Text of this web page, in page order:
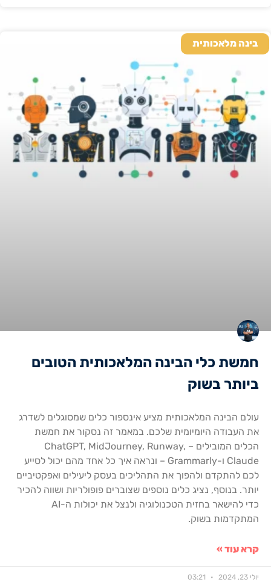
בינה מלאכותית
חמשת כלי הבינה המלאכותית הטובים
ביותר בשוק
עולם הבינה המלאכותית מציע אינספור כלים שמסוגלים לשדרג
את העבודה היומיומית שלכם. במאמר זה נסקור את חמשת
הכלים המובילים – ChatGPT, MidJourney, Runway,
Claude ו-Grammarly – ונראה איך כל אחד מהם יכול לסייע
לכם להתקדם ולהפוך את התהליכים בעסק ליעילים ואפקטיביים
יותר. בנוסף, נציג כלים נוספים שצוברים פופולריות ושווה להכיר
כדי להישאר בחזית הטכנולוגיה ולנצל את יכולות ה-AI
המתקדמות בשוק.
קרא עוד »
יולי 23, 2024